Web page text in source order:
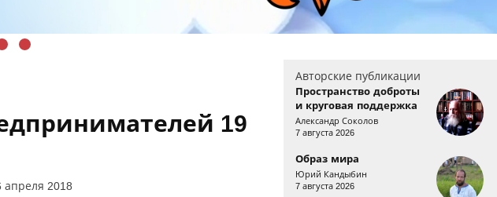
19
апреля 2018
Авторские публикации
Пространство доброты
и круговая поддержка
Александр Соколов
7 августа 2026
Образ мира
Юрий Кандыбин
7 августа 2026